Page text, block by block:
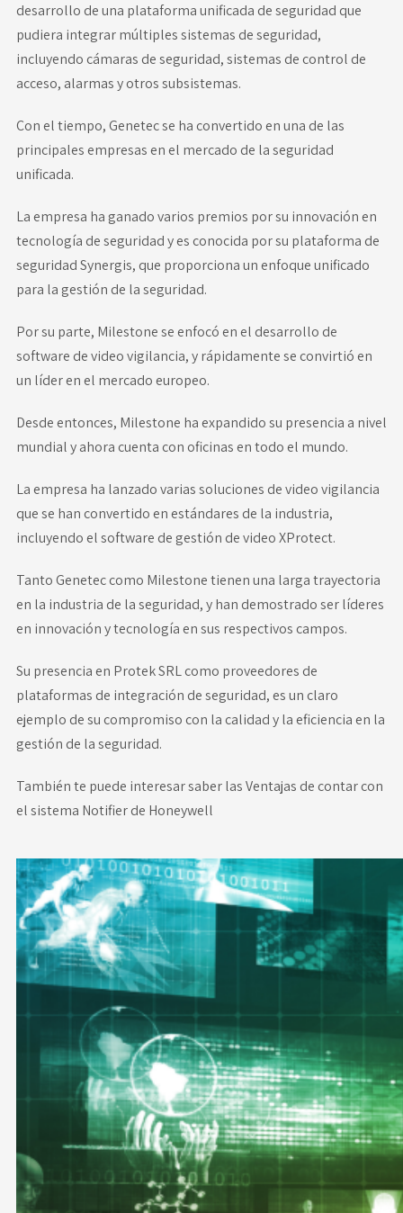
desarrollo de una plataforma unificada de seguridad que
pudiera integrar múltiples sistemas de seguridad,
incluyendo cámaras de seguridad, sistemas de control de
acceso, alarmas y otros subsistemas.
Con el tiempo, Genetec se ha convertido en una de las
principales empresas en el mercado de la seguridad
unificada.
La empresa ha ganado varios premios por su innovación en
tecnología de seguridad y es conocida por su plataforma de
seguridad Synergis, que proporciona un enfoque unificado
para la gestión de la seguridad.
Por su parte, Milestone se enfocó en el desarrollo de
software de video vigilancia, y rápidamente se convirtió en
un líder en el mercado europeo.
Desde entonces, Milestone ha expandido su presencia a nivel
mundial y ahora cuenta con oficinas en todo el mundo.
La empresa ha lanzado varias soluciones de video vigilancia
que se han convertido en estándares de la industria,
incluyendo el software de gestión de video XProtect.
Tanto Genetec como Milestone tienen una larga trayectoria
en la industria de la seguridad, y han demostrado ser líderes
en innovación y tecnología en sus respectivos campos.
Su presencia en Protek SRL como proveedores de
plataformas de integración de seguridad, es un claro
ejemplo de su compromiso con la calidad y la eficiencia en la
gestión de la seguridad.
También te puede interesar saber lasVentajas de contar con
el sistema Notifier de Honeywell